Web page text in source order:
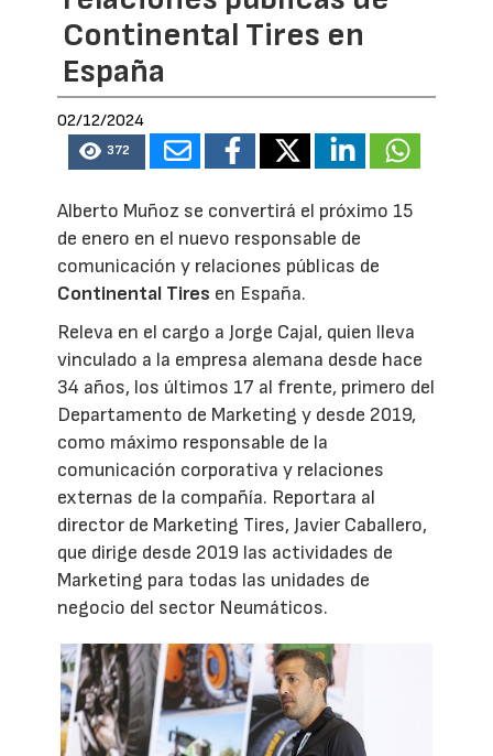
Continental Tires en
España
02/12/2024
372
Alberto Muñoz se convertirá el próximo 15
de enero en el nuevo responsable de
comunicación y relaciones públicas de
Continental Tires en España.
Releva en el cargo a Jorge Cajal, quien lleva
vinculado a la empresa alemana desde hace
34 años, los últimos 17 al frente, primero del
Departamento de Marketing y desde 2019,
como máximo responsable de la
comunicación corporativa y relaciones
externas de la compañía. Reportara al
director de Marketing Tires, Javier Caballero,
que dirige desde 2019 las actividades de
Marketing para todas las unidades de
negocio del sector Neumáticos.